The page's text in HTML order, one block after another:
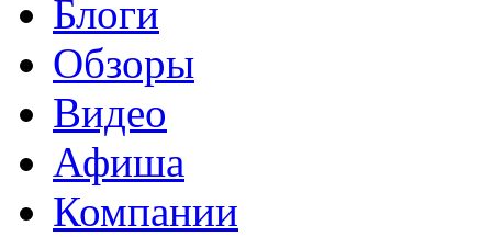
Блоги
Обзоры
Видео
Афиша
Компании